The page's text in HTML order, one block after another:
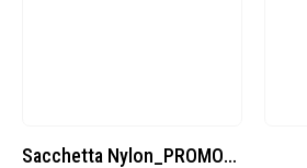
Cuffia Poliestere